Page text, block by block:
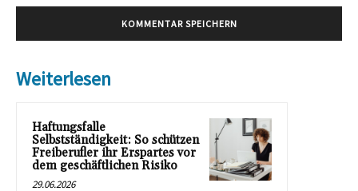
Weiterlesen
Haftungsfalle
Selbstständigkeit: So schützen
Freiberufler ihr Erspartes vor
dem geschäftlichen Risiko
29.06.2026